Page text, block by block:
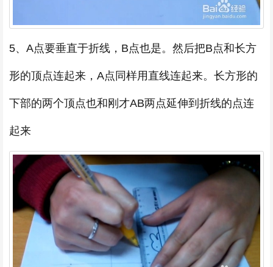
5、A点要垂直于折线，B点也是。然后把B点和长方
形的顶点连起来，A点同样用直线连起来。长方形的
下部的两个顶点也和刚才AB两点延伸到折线的点连
起来